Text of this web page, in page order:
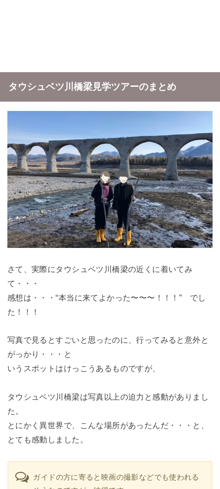
タウシュベツ川橋梁見学ツアーのまとめ
さて、実際にタウシュベツ川橋梁の近くに着いてみ
て・・・
感想は・・・“本当に来てよかった〜〜〜！！！” でし
た！！！
写真で見るとすごいと思ったのに、行ってみると意外と
がっかり・・・と
いうスポットはけっこうあるものですが、
タウシュベツ川橋梁は写真以上の迫力と感動がありまし
た。
とにかく異世界で、こんな場所があったんだ・・・と、
とても感動しました。
ガイドの方に寄ると映画の撮影などでも使われる